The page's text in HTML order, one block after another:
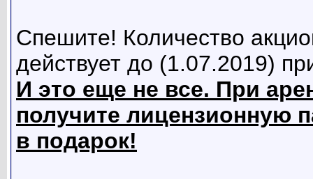
Спешите! Количество
действует до (1.07.2019)
И это еще не все. При
получите лицензионную
в подарок!